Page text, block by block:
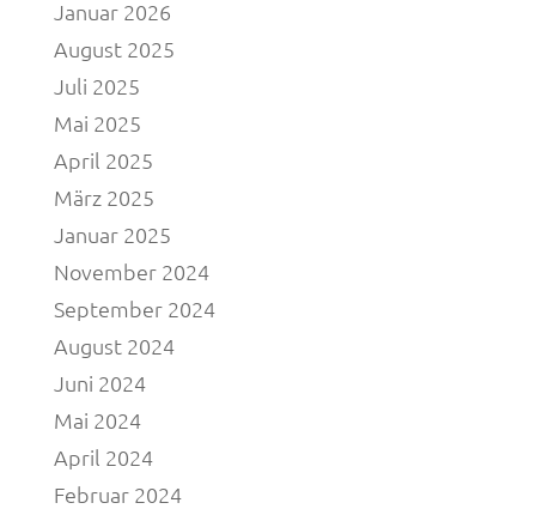
Januar 2026
August 2025
Juli 2025
Mai 2025
April 2025
März 2025
Januar 2025
November 2024
September 2024
August 2024
Juni 2024
Mai 2024
April 2024
Februar 2024